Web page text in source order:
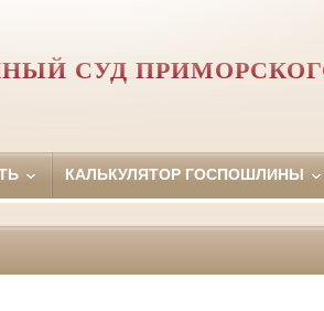
СУД
КАЛЬКУЛЯТОР ГОСПОШЛИНЫ